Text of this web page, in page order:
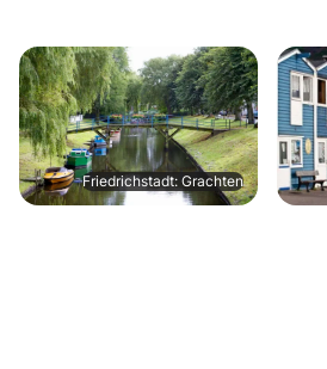
Friedrichstadt: Grachten